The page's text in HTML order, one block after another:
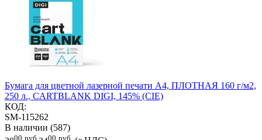
Бумага для цветной лазерной печати А4, ПЛОТНАЯ 160 г/м2,
250 л., CARTBLANK DIGI, 145% (CIE)
КОД:
SM-115262
В наличии (587)
00 руб. 00 руб.